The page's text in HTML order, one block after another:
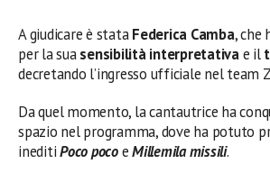
A giudicare è stataFederica Camba, che
per la suasensibilità interpretativae il
decretando l’ingresso ufficiale nel team
Da quel momento, la cantautrice ha
spazio nel programma, dove ha potuto
ineditiPoco pocoeMillemila missili.